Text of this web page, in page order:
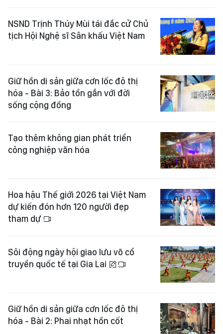
NSND Trịnh Thúy Mùi tái đắc cử Chủ
tịch Hội Nghệ sĩ Sân khấu Việt Nam
Giữ hồn di sản giữa cơn lốc đô thị
hóa - Bài 3: Bảo tồn gắn với đời
sống cộng đồng
Tạo thêm không gian phát triển
công nghiệp văn hóa
Hoa hậu Thế giới 2026 tại Việt Nam
dự kiến đón hơn 120 người đẹp
tham dự
Sôi động ngày hội giao lưu võ cổ
truyền quốc tế tại Gia Lai
Giữ hồn di sản giữa cơn lốc đô thị
hóa - Bài 2: Phai nhạt hồn cốt